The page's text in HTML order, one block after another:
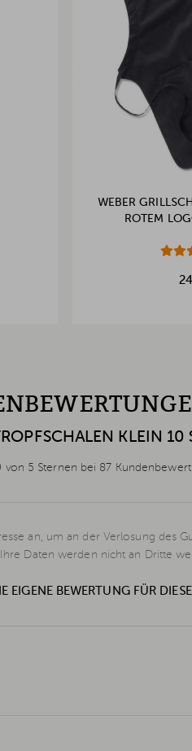
WEBER
ROTEM
KLEIN 10
von 5 Sternen bei 87
an, um an der Verlosung des
Daten werden nicht an Dritte
EIGENE BEWERTUNG FÜR